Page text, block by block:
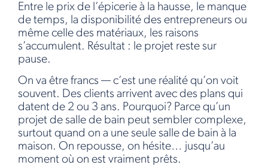
Entre le prix de l’épicerie à la hausse, le manque
de temps, la disponibilité des entrepreneurs ou
même celle des matériaux, les raisons
s’accumulent. Résultat : le projet reste sur
pause.
On va être francs — c’est une réalité qu’on voit
souvent. Des clients arrivent avec des plans qui
datent de 2 ou 3 ans. Pourquoi? Parce qu’un
projet de salle de bain peut sembler complexe,
surtout quand on a une seule salle de bain à la
maison. On repousse, on hésite… jusqu’au
moment où on est vraiment prêts.